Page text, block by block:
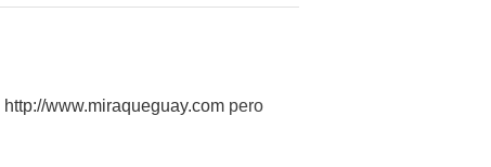
http://www.miraqueguay.compero